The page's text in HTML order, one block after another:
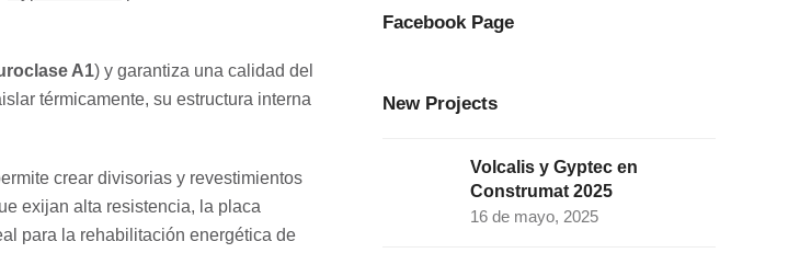
A1) y garantiza una calidad del
térmicamente, su estructura interna
crear divisorias y revestimientos
exijan alta resistencia, la placa
para la rehabilitación energética de
o
g
m
d
Facebook Page
New Projects
Volcalis y Gyptec en
Construmat 2025
16 de mayo, 2025